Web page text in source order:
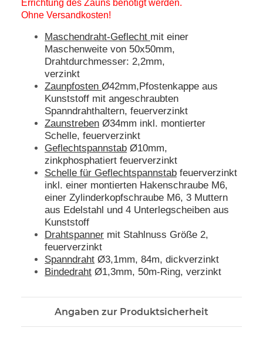
Errichtung des Zauns benötigt werden.
Ohne Versandkosten!
Maschendraht-Geflecht mit einer
Maschenweite von 50x50mm,
Drahtdurchmesser: 2,2mm,
verzinkt
Zaunpfosten Ø42mm,Pfostenkappe aus
Kunststoff mit angeschraubten
Spanndrahthaltern, feuerverzinkt
Zaunstreben Ø34mm inkl. montierter
Schelle, feuerverzinkt
Geflechtspannstab Ø10mm,
zinkphosphatiert feuerverzinkt
Schelle für Geflechtspannstab feuerverzinkt
inkl. einer montierten Hakenschraube M6,
einer Zylinderkopfschraube M6, 3 Muttern
aus Edelstahl und 4 Unterlegscheiben aus
Kunststoff
Drahtspanner mit Stahlnuss Größe 2,
feuerverzinkt
Spanndraht Ø3,1mm, 84m, dickverzinkt
Bindedraht Ø1,3mm, 50m-Ring, verzinkt
Angaben zur Produktsicherheit